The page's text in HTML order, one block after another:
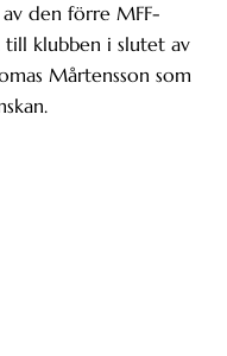
den förre MFF-
till klubben i slutet av
Mårtensson som